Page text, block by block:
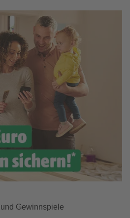
Gewinnspiele